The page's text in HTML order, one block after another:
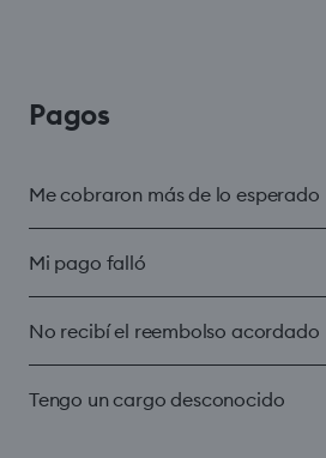
Pagos
Me cobraron más de lo esperado
Mi pago falló
No recibí el reembolso acordado
Tengo un cargo desconocido